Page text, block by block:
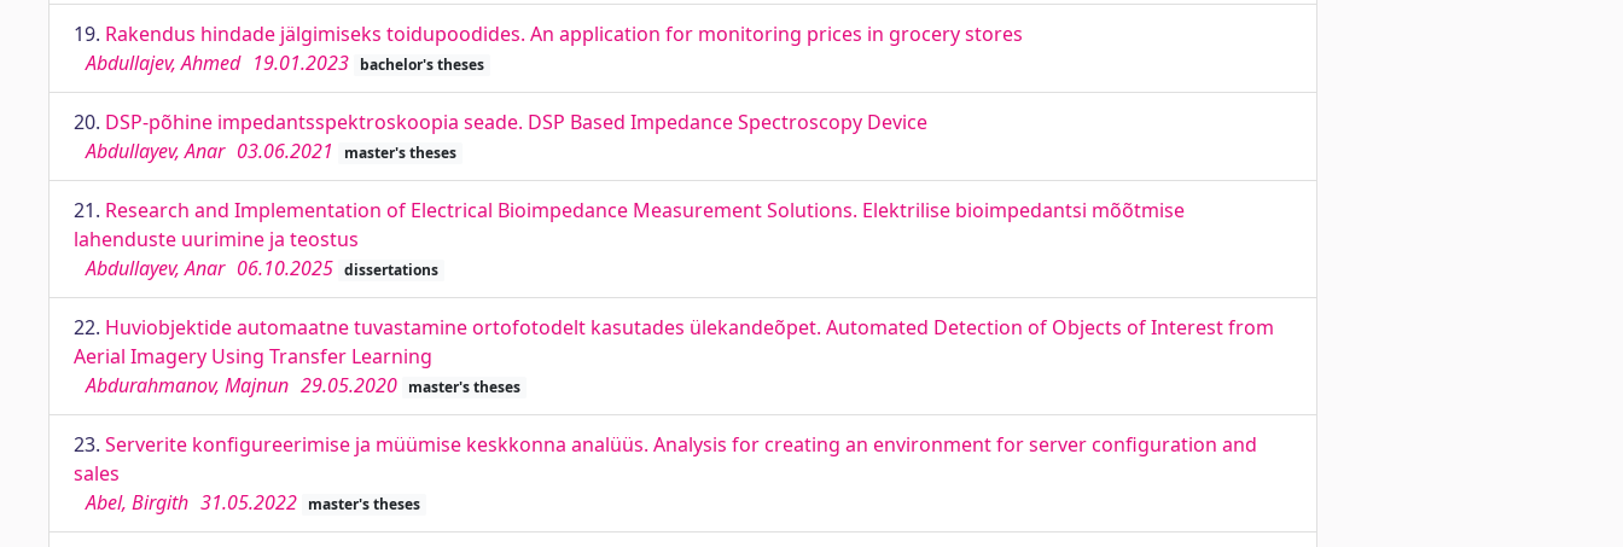
19. Rakendus hindade jälgimiseks toidupoodides. An application for monitoring prices in grocery stores
Abdullajev, Ahmed 19.01.2023 bachelor's theses
20. DSP-põhine impedantsspektroskoopia seade. DSP Based Impedance Spectroscopy Device
Abdullayev, Anar 03.06.2021 master's theses
21. Research and Implementation of Electrical Bioimpedance Measurement Solutions. Elektrilise bioimpedantsi mõõtmise
lahenduste uurimine ja teostus
Abdullayev, Anar 06.10.2025 dissertations
22. Huviobjektide automaatne tuvastamine ortofotodelt kasutades ülekandeõpet. Automated Detection of Objects of Interest from
Aerial Imagery Using Transfer Learning
Abdurahmanov, Majnun 29.05.2020 master's theses
23. Serverite konfigureerimise ja müümise keskkonna analüüs. Analysis for creating an environment for server configuration and
sales
Abel, Birgith 31.05.2022 master's theses